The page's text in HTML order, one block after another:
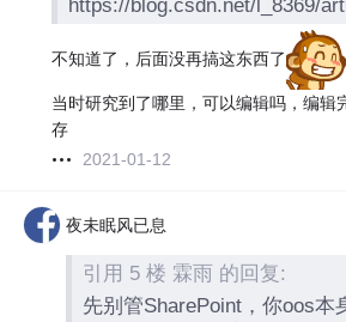
https://blog.csdn.net/l_8369/
不知道了，后面没再搞这东西了
当时研究到了哪里，可以编辑吗，编辑
存
2021-01-12
夜未眠风已息
引用 5 楼 霖雨 的回复:
先别管SharePoint，你oos本